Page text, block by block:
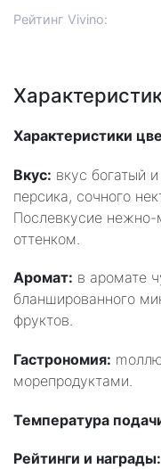
Рейтинг Vivino:
Характеристики
Вкус: вкус богатый
персика, сочного
Послевкусие
оттенком.
Аромат: в аромате
бланшированного
фруктов.
Гастрономия:
морепродуктами.
Температура
Рейтинги и награды: